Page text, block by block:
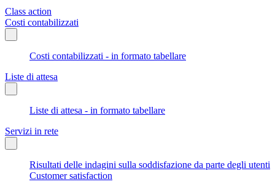
Class action
Costi contabilizzati
Costi contabilizzati - in formato tabellare
Liste di attesa
Liste di attesa - in formato tabellare
Servizi in rete
Risultati delle indagini sulla soddisfazione da parte degli utenti
Customer satisfaction